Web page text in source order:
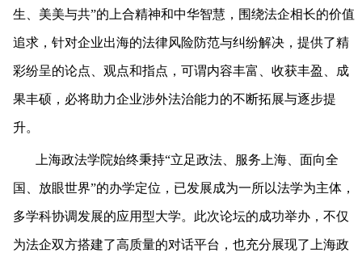
生、美美与共”的上合精神和中华智慧，围绕法企相长的价值
追求，针对企业出海的法律风险防范与纠纷解决，提供了精
彩纷呈的论点、观点和指点，可谓内容丰富、收获丰盈、成
果丰硕，必将助力企业涉外法治能力的不断拓展与逐步提
升。
上海政法学院始终秉持“立足政法、服务上海、面向全
国、放眼世界”的办学定位，已发展成为一所以法学为主体，
多学科协调发展的应用型大学。此次论坛的成功举办，不仅
为法企双方搭建了高质量的对话平台，也充分展现了上海政